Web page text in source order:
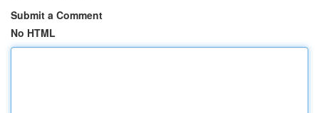
Submit a Comment
No HTML